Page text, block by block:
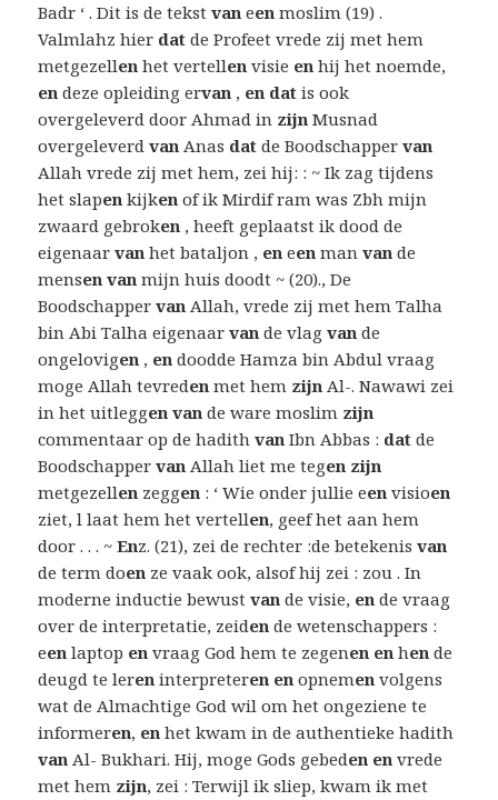
Badr ‘ . Dit is de tekstvan een moslim (19) .
Valmlahz hier dat de Profeet vrede zij met hem
metgezellen het vertellen visie en hij het noemde,
en deze opleiding ervan , en dat is ook
overgeleverd door Ahmad in zijn Musnad
overgeleverdvan Anas dat de Boodschappervan
Allah vrede zij met hem, zei hij: : ~ Ik zag tijdens
het slapen kijken of ik Mirdif ram was Zbh mijn
zwaard gebroken , heeft geplaatst ik dood de
eigenaarvan het bataljon , en een manvan de
mensen van mijn huis doodt ~ (20)., De
Boodschappervan Allah, vrede zij met hem Talha
bin Abi Talha eigenaarvan de vlagvan de
ongelovigen , en doodde Hamza bin Abdul vraag
moge Allah tevreden met hem zijn Al-. Nawawi zei
in het uitleggen van de ware moslim zijn
commentaar op de hadithvan Ibn Abbas : dat de
Boodschappervan Allah liet me tegen zijn
metgezellen zeggen : ‘ Wie onder jullie een visioen
ziet, l laat hem het vertellen, geef het aan hem
door . . . ~Enz. (21), zei de rechter :de betekenisvan
de term doen ze vaak ook, alsof hij zei : zou . In
moderne inductie bewustvan de visie, en de vraag
over de interpretatie, zeiden de wetenschappers :
een laptop en vraag God hem te zegenen en hen de
deugd te leren interpreteren en opnemen volgens
wat de Almachtige God wil om het ongeziene te
informeren, en het kwam in de authentieke hadith
van Al- Bukhari. Hij, moge Gods gebeden en vrede
met hem zijn, zei : Terwijl ik sliep, kwam ik met